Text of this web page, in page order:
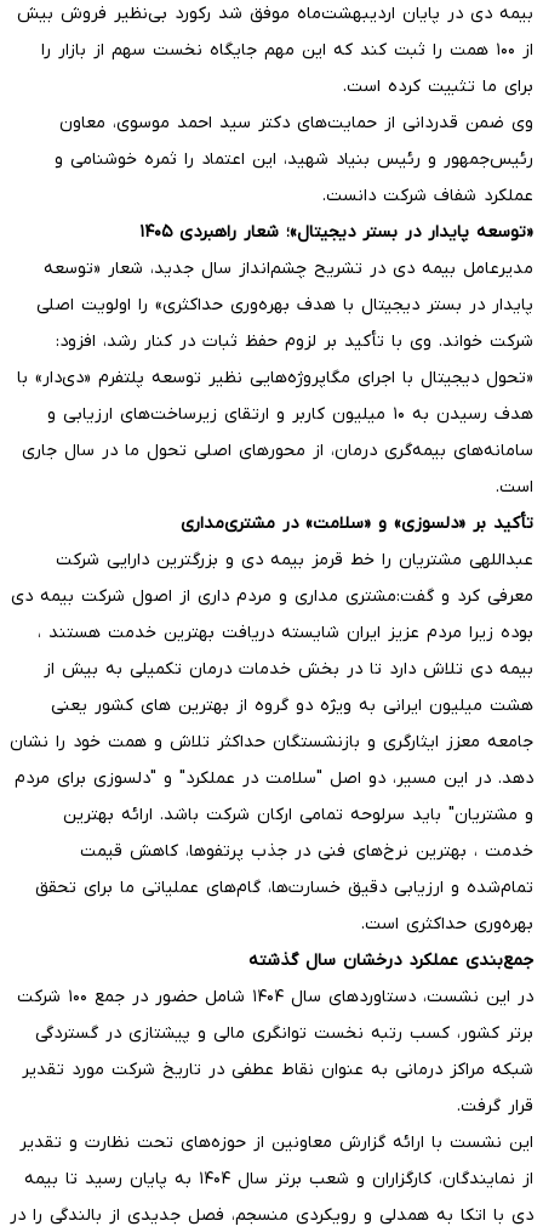
بیمه دی در پایان اردیبهشت‌ماه موفق شد رکورد بی‌نظیر فروش بیش
از ۱۰۰ همت را ثبت کند که این مهم جایگاه نخست سهم از بازار را
برای ما تثبیت کرده است.
وی ضمن قدردانی از حمایت‌های دکتر سید احمد موسوی، معاون
رئیس‌جمهور و رئیس بنیاد شهید، این اعتماد را ثمره خوشنامی و
عملکرد شفاف شرکت دانست.
«توسعه پایدار در بستر دیجیتال»؛ شعار راهبردی ۱۴۰۵
مدیرعامل بیمه دی در تشریح چشم‌انداز سال جدید، شعار «توسعه
پایدار در بستر دیجیتال با هدف بهره‌وری حداکثری» را اولویت اصلی
شرکت خواند. وی با تأکید بر لزوم حفظ ثبات در کنار رشد، افزود:
«تحول دیجیتال با اجرای مگاپروژه‌هایی نظیر توسعه پلتفرم «دی‌دار» با
هدف رسیدن به ۱۰ میلیون کاربر و ارتقای زیرساخت‌های ارزیابی و
سامانه‌های بیمه‌گری درمان، از محورهای اصلی تحول ما در سال جاری
است.
تأکید بر «دلسوزی» و «سلامت» در مشتری‌مداری
عبداللهی مشتریان را خط قرمز بیمه دی و بزرگترین دارایی شرکت
معرفی کرد و گفت:مشتری مداری و مردم داری از اصول شرکت بیمه دی
بوده زیرا مردم عزیز ایران شایسته دریافت بهترین خدمت هستند ،
بیمه دی تلاش دارد تا در بخش خدمات درمان تکمیلی به بیش از
هشت میلیون ایرانی به ویژه دو گروه از بهترین های کشور یعنی
جامعه معزز ایثارگری و بازنشستگان حداکثر تلاش و همت خود را نشان
دهد. در این مسیر، دو اصل "سلامت در عملکرد" و "دلسوزی برای مردم
و مشتریان" باید سرلوحه تمامی ارکان شرکت باشد. ارائه بهترین
خدمت ، بهترین نرخ‌های فنی در جذب پرتفوها، کاهش قیمت
تمام‌شده و ارزیابی دقیق خسارت‌ها، گام‌های عملیاتی ما برای تحقق
بهره‌وری حداکثری است.
جمع‌بندی عملکرد درخشان سال گذشته
در این نشست، دستاوردهای سال ۱۴۰۴ شامل حضور در جمع ۱۰۰ شرکت
برتر کشور، کسب رتبه نخست توانگری مالی و پیشتازی در گستردگی
شبکه مراکز درمانی به عنوان نقاط عطفی در تاریخ شرکت مورد تقدیر
قرار گرفت.
این نشست با ارائه گزارش معاونین از حوزه‌های تحت نظارت و تقدیر
از نمایندگان، کارگزاران و شعب برتر سال ۱۴۰۴ به پایان رسید تا بیمه
دی با اتکا به همدلی و رویکردی منسجم، فصل جدیدی از بالندگی را در